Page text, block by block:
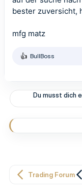
bester zuversicht,
mfg matz
R
t
o
n
n
BullBoss
Du musst dich
Trading Forum